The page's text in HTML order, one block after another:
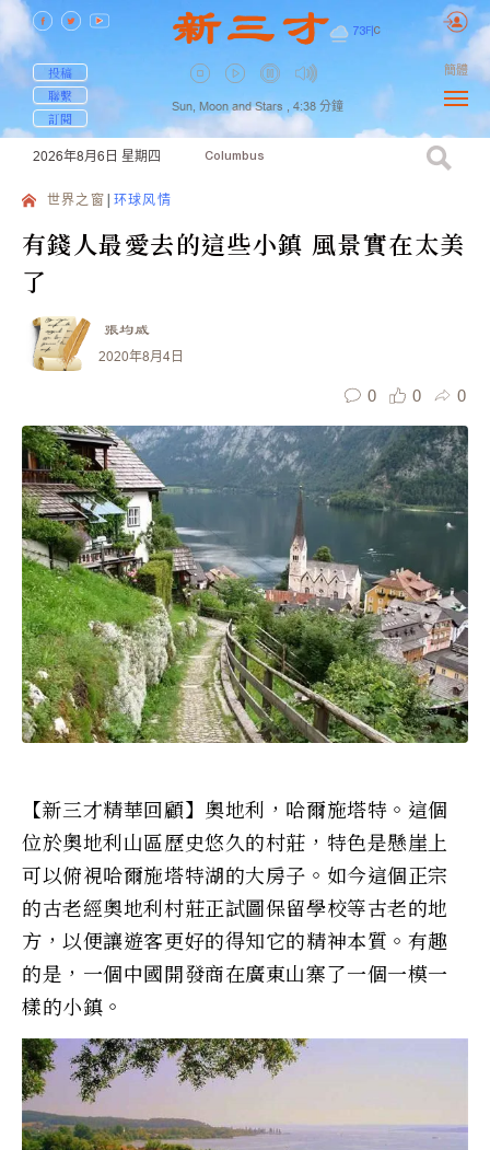
73F| C
投稿
聯繫
訂閱
Sun, Moon and Stars , 4:38 分鐘
簡體
2026年8月6日 星期四 Columbus
世界之窗 环球风情
有錢人最愛去的這些小鎮 風景實在太美
了
張均威
2020年8月4日
0 0 0
【新三才精華回顧】奧地利，哈爾施塔特。這個
位於奧地利山區歷史悠久的村莊，特色是懸崖上
可以俯視哈爾施塔特湖的大房子。如今這個正宗
的古老經奧地利村莊正試圖保留學校等古老的地
方，以便讓遊客更好的得知它的精神本質。有趣
的是，一個中國開發商在廣東山寨了一個一模一
樣的小鎮。